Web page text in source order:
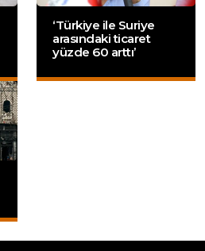
‘Türkiye ile Suriye
arasındaki ticaret
yüzde 60 arttı’